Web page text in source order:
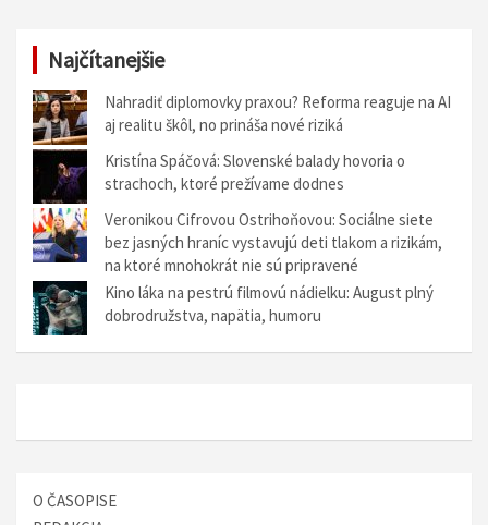
Najčítanejšie
Nahradiť diplomovky praxou? Reforma reaguje na AI
aj realitu škôl, no prináša nové riziká
Kristína Spáčová: Slovenské balady hovoria o
strachoch, ktoré prežívame dodnes
Veronikou Cifrovou Ostrihoňovou: Sociálne siete
bez jasných hraníc vystavujú deti tlakom a rizikám,
na ktoré mnohokrát nie sú pripravené
Kino láka na pestrú filmovú nádielku: August plný
dobrodružstva, napätia, humoru
O ČASOPISE